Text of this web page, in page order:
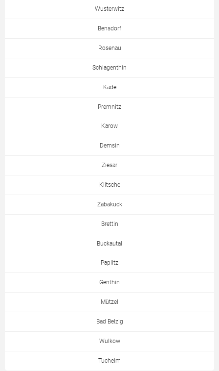
Wusterwitz
Bensdorf
Rosenau
Schlagenthin
Kade
Premnitz
Karow
Demsin
Ziesar
Klitsche
Zabakuck
Brettin
Buckautal
Paplitz
Genthin
Mützel
Bad Belzig
Wulkow
Tucheim